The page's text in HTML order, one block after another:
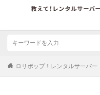
ロリポップ！レンタルサーバー